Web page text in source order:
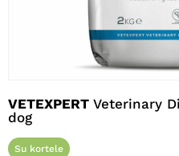
VETEXPERT Veterinary
dog
Su kortele
Pavadinimas